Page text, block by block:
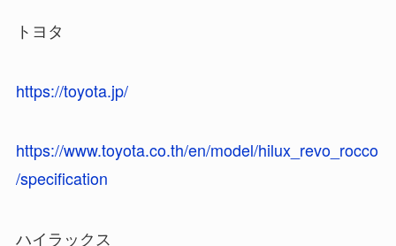
トヨタ
https://toyota.jp/
https://www.toyota.co.th/en/model/hilux_revo_rocco
/specification
ハイラックス